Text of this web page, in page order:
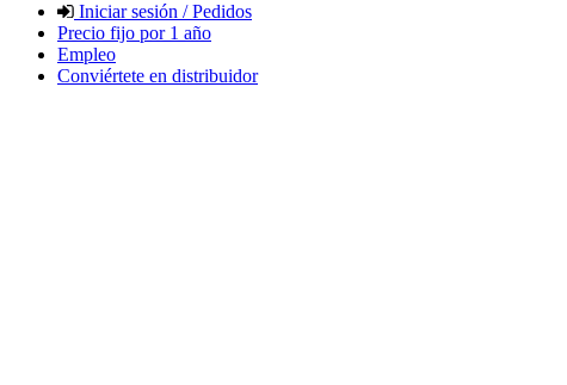
Iniciar sesión / Pedidos
Precio fijo por 1 año
Empleo
Conviértete en distribuidor